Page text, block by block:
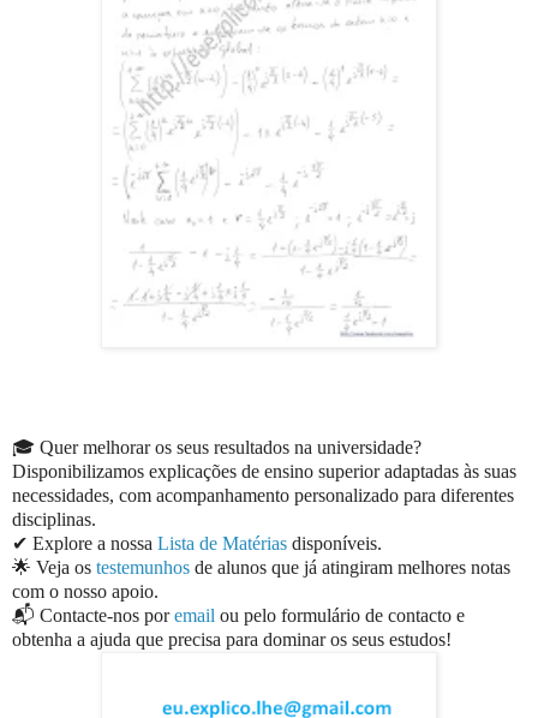
🎓 Quer melhorar os seus resultados na universidade?
Disponibilizamos explicações de ensino superior adaptadas às suas
necessidades, com acompanhamento personalizado para diferentes
disciplinas.
✔ Explore a nossa Lista de Matérias disponíveis.
🌟 Veja os testemunhos de alunos que já atingiram melhores notas
com o nosso apoio.
📬 Contacte-nos poremail ou pelo formulário de contacto e
obtenha a ajuda que precisa para dominar os seus estudos!